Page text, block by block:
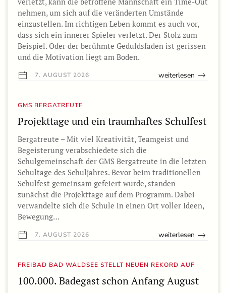
nehmen, um sich auf die veränderten Umstände
einzustellen. Im richtigen Leben kommt es auch vor,
dass sich ein innerer Spieler verletzt. Der Stolz zum
Beispiel. Oder der berühmte Geduldsfaden ist gerissen
und die Motivation liegt am Boden.
7. AUGUST 2026 weiterlesen
GMS BERGATREUTE
Projekttage und ein traumhaftes Schulfest
Bergatreute – Mit viel Kreativität, Teamgeist und
Begeisterung verabschiedete sich die
Schulgemeinschaft der GMS Bergatreute in die letzten
Schultage des Schuljahres. Bevor beim traditionellen
Schulfest gemeinsam gefeiert wurde, standen
zunächst die Projekttage auf dem Programm. Dabei
verwandelte sich die Schule in einen Ort voller Ideen,
Bewegung…
7. AUGUST 2026 weiterlesen
FREIBAD BAD WALDSEE STELLT NEUEN REKORD AUF
100.000. Badegast schon Anfang August